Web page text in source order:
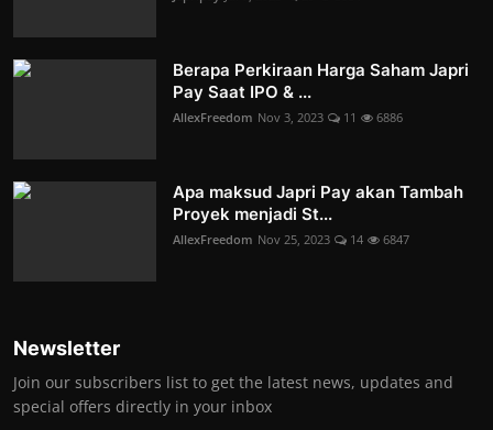
Berapa Perkiraan Harga Saham Japri
Pay Saat IPO & ...
AllexFreedom Nov 3, 2023 11 6886
Apa maksud Japri Pay akan Tambah
Proyek menjadi St...
AllexFreedom Nov 25, 2023 14 6847
Newsletter
Join our subscribers list to get the latest news, updates and
special offers directly in your inbox